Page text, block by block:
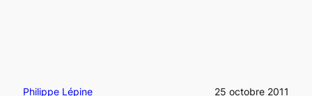
Philippe Lépine 25 octobre 2011